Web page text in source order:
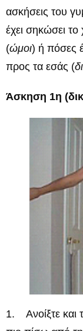
ασκήσεις του
έχει σηκώσει
(ώμοι) ή πόσες
προς τα εσάς (
Άσκηση 1η
1. Ανοίξτε και